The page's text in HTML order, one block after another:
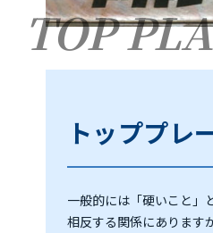
TOP
トッププレ
一般的には「硬いこと」
相反する関係にあります